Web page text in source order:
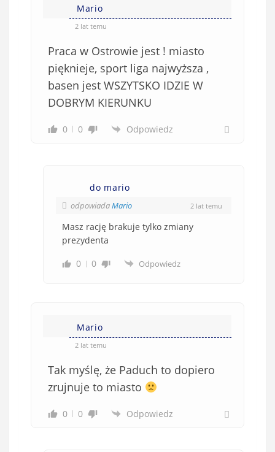
Mario
2 lat temu
Praca w Ostrowie jest ! miasto
pięknieje, sport liga najwyższa ,
basen jest WSZYTSKO IDZIE W
DOBRYM KIERUNKU
0 0 Odpowiedz
do mario
odpowiadaMario 2 lat temu
Masz rację brakuje tylko zmiany
prezydenta
0
0 Odpowiedz
Mario
2 lat temu
Tak myślę, że Paduch to dopiero
zrujnuje to miasto
0 0 Odpowiedz